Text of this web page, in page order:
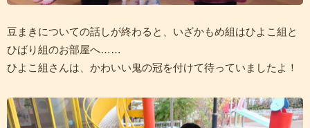
豆まきについての話しが終わると、いざかもめ組はひよこ組と
ひばり組のお部屋へ……
ひよこ組さんは、かわいい鬼の冠を付けて待っていましたよ！